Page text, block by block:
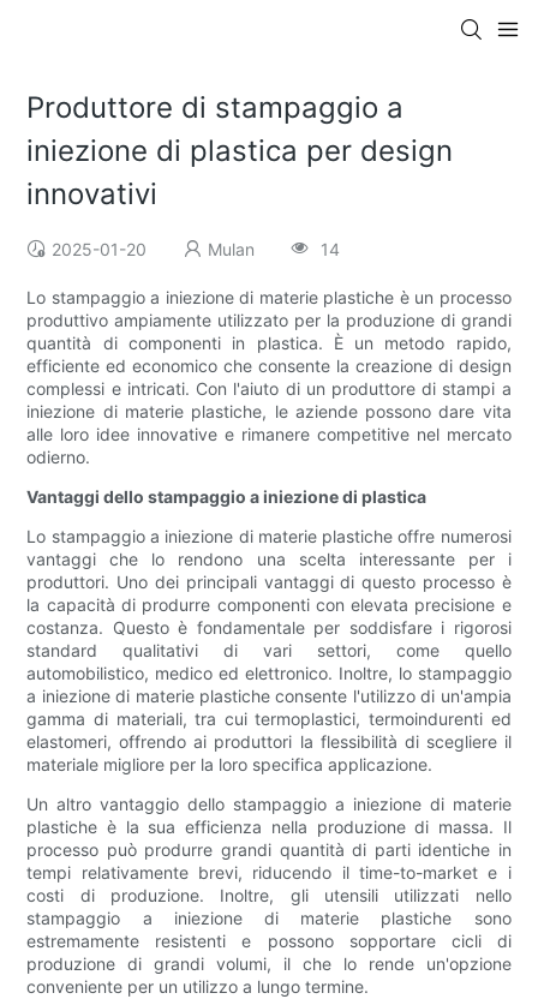
Produttore di stampaggio a
iniezione di plastica per design
innovativi
2025-01-20 Mulan 14
Lo stampaggio a iniezione di materie plastiche è un processo
produttivo ampiamente utilizzato per la produzione di grandi
quantità di componenti in plastica. È un metodo rapido,
efficiente ed economico che consente la creazione di design
complessi e intricati. Con l'aiuto di un produttore di stampi a
iniezione di materie plastiche, le aziende possono dare vita
alle loro idee innovative e rimanere competitive nel mercato
odierno.
Vantaggi dello stampaggio a iniezione di plastica
Lo stampaggio a iniezione di materie plastiche offre numerosi
vantaggi che lo rendono una scelta interessante per i
produttori. Uno dei principali vantaggi di questo processo è
la capacità di produrre componenti con elevata precisione e
costanza. Questo è fondamentale per soddisfare i rigorosi
standard qualitativi di vari settori, come quello
automobilistico, medico ed elettronico. Inoltre, lo stampaggio
a iniezione di materie plastiche consente l'utilizzo di un'ampia
gamma di materiali, tra cui termoplastici, termoindurenti ed
elastomeri, offrendo ai produttori la flessibilità di scegliere il
materiale migliore per la loro specifica applicazione.
Un altro vantaggio dello stampaggio a iniezione di materie
plastiche è la sua efficienza nella produzione di massa. Il
processo può produrre grandi quantità di parti identiche in
tempi relativamente brevi, riducendo il time-to-market e i
costi di produzione. Inoltre, gli utensili utilizzati nello
stampaggio a iniezione di materie plastiche sono
estremamente resistenti e possono sopportare cicli di
produzione di grandi volumi, il che lo rende un'opzione
conveniente per un utilizzo a lungo termine.